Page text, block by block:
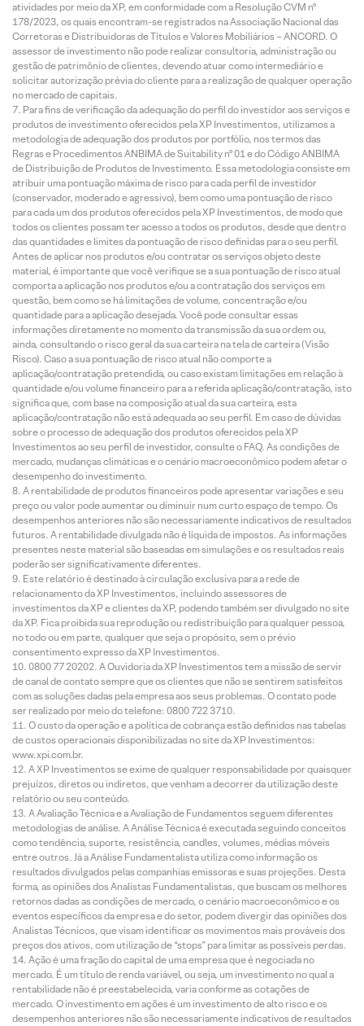
atividades por meio da XP, em conformidade com a Resolução CVM nº
178/2023, os quais encontram-se registrados na Associação Nacional das
Corretoras e Distribuidoras de Títulos e Valores Mobiliários – ANCORD. O
assessor de investimento não pode realizar consultoria, administração ou
gestão de patrimônio de clientes, devendo atuar como intermediário e
solicitar autorização prévia do cliente para a realização de qualquer operação
no mercado de capitais.
Para fins de verificação da adequação do perfil do investidor aos serviços e
produtos de investimento oferecidos pela XP Investimentos, utilizamos a
metodologia de adequação dos produtos por portfólio, nos termos das
Regras e Procedimentos ANBIMA de Suitability nº 01 e do Código ANBIMA
de Distribuição de Produtos de Investimento. Essa metodologia consiste em
atribuir uma pontuação máxima de risco para cada perfil de investidor
(conservador, moderado e agressivo), bem como uma pontuação de risco
para cada um dos produtos oferecidos pela XP Investimentos, de modo que
todos os clientes possam ter acesso a todos os produtos, desde que dentro
das quantidades e limites da pontuação de risco definidas para o seu perfil.
Antes de aplicar nos produtos e/ou contratar os serviços objeto deste
material, é importante que você verifique se a sua pontuação de risco atual
comporta a aplicação nos produtos e/ou a contratação dos serviços em
questão, bem como se há limitações de volume, concentração e/ou
quantidade para a aplicação desejada. Você pode consultar essas
informações diretamente no momento da transmissão da sua ordem ou,
ainda, consultando o risco geral da sua carteira na tela de carteira (Visão
Risco). Caso a sua pontuação de risco atual não comporte a
aplicação/contratação pretendida, ou caso existam limitações em relação à
quantidade e/ou volume financeiro para a referida aplicação/contratação, isto
significa que, com base na composição atual da sua carteira, esta
aplicação/contratação não está adequada ao seu perfil. Em caso de dúvidas
sobre o processo de adequação dos produtos oferecidos pela XP
Investimentos ao seu perfil de investidor, consulte o FAQ. As condições de
mercado, mudanças climáticas e o cenário macroeconômico podem afetar o
desempenho do investimento.
A rentabilidade de produtos financeiros pode apresentar variações e seu
preço ou valor pode aumentar ou diminuir num curto espaço de tempo. Os
desempenhos anteriores não são necessariamente indicativos de resultados
futuros. A rentabilidade divulgada não é líquida de impostos. As informações
presentes neste material são baseadas em simulações e os resultados reais
poderão ser significativamente diferentes.
Este relatório é destinado à circulação exclusiva para a rede de
relacionamento da XP Investimentos, incluindo assessores de
investimentos da XP e clientes da XP, podendo também ser divulgado no site
da XP. Fica proibida sua reprodução ou redistribuição para qualquer pessoa,
no todo ou em parte, qualquer que seja o propósito, sem o prévio
consentimento expresso da XP Investimentos.
0800 77 20202. A Ouvidoria da XP Investimentos tem a missão de servir
de canal de contato sempre que os clientes que não se sentirem satisfeitos
com as soluções dadas pela empresa aos seus problemas. O contato pode
ser realizado por meio do telefone: 0800 722 3710.
O custo da operação e a política de cobrança estão definidos nas tabelas
de custos operacionais disponibilizadas no site da XP Investimentos:
www.xpi.com.br.
A XP Investimentos se exime de qualquer responsabilidade por quaisquer
prejuízos, diretos ou indiretos, que venham a decorrer da utilização deste
relatório ou seu conteúdo.
A Avaliação Técnica e a Avaliação de Fundamentos seguem diferentes
metodologias de análise. A Análise Técnica é executada seguindo conceitos
como tendência, suporte, resistência, candles, volumes, médias móveis
entre outros. Já a Análise Fundamentalista utiliza como informação os
resultados divulgados pelas companhias emissoras e suas projeções. Desta
forma, as opiniões dos Analistas Fundamentalistas, que buscam os melhores
retornos dadas as condições de mercado, o cenário macroeconômico e os
eventos específicos da empresa e do setor, podem divergir das opiniões dos
Analistas Técnicos, que visam identificar os movimentos mais prováveis dos
preços dos ativos, com utilização de “stops” para limitar as possíveis perdas.
Ação é uma fração do capital de uma empresa que é negociada no
mercado. É um título de renda variável, ou seja, um investimento no qual a
rentabilidade não é preestabelecida, varia conforme as cotações de
mercado. O investimento em ações é um investimento de alto risco e os
desempenhos anteriores não são necessariamente indicativos de resultados